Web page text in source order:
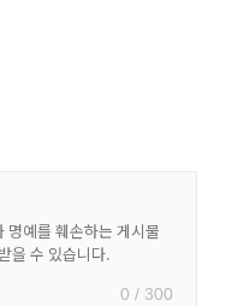
0 / 300